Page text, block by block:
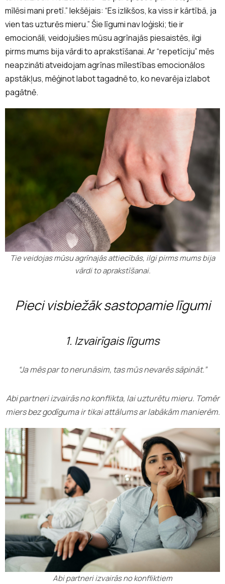
mīlēsi mani pretī.” Iekšējais: “Es izlikšos, ka viss ir kārtībā, ja
vien tas uzturēs mieru.” Šie līgumi nav loģiski; tie ir
emocionāli, veidojušies mūsu agrīnajās piesaistēs, ilgi
pirms mums bija vārdi to aprakstīšanai. Ar “repetīciju” mēs
neapzināti atveidojam agrīnas mīlestības emocionālos
apstākļus, mēģinot labot tagadnē to, ko nevarēja izlabot
pagātnē.
Tie veidojas mūsu agrīnajās attiecībās, ilgi pirms mums bija
vārdi to aprakstīšanai.
Pieci visbiežāk sastopamie līgumi
1. Izvairīgais līgums
“Ja mēs par to nerunāsim, tas mūs nevarēs sāpināt.”
Abi partneri izvairās no konflikta, lai uzturētu mieru. Tomēr
miers bez godīguma ir tikai attālums ar labākām manierēm.
Abi partneri izvairās no konfliktiem